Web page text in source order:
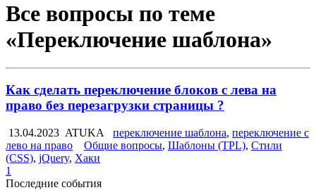
Все вопросы по теме
«Переключение шаблона»
Как сделать переключение блоков с лева на
право без перезагрузки страницы ?
13.04.2023 ATUKA переключение шаблона, переключение с
лево на право
Общие вопросы, Шаблоны (TPL), Стили
(CSS), jQuery, Хаки
1
Последние события